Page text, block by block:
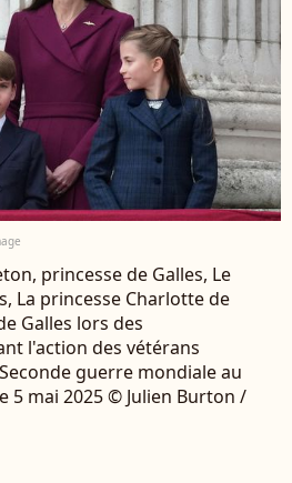
princesse de Galles, Le
La princesse Charlotte de
Galles lors des
l'action des vétérans
guerre mondiale au
5 mai 2025 © Julien Burton /